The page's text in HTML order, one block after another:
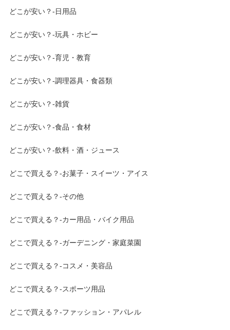
どこが安い？-日用品
どこが安い？-玩具・ホビー
どこが安い？-育児・教育
どこが安い？-調理器具・食器類
どこが安い？-雑貨
どこが安い？-食品・食材
どこが安い？-飲料・酒・ジュース
どこで買える？-お菓子・スイーツ・アイス
どこで買える？-その他
どこで買える？-カー用品・バイク用品
どこで買える？-ガーデニング・家庭菜園
どこで買える？-コスメ・美容品
どこで買える？-スポーツ用品
どこで買える？-ファッション・アパレル